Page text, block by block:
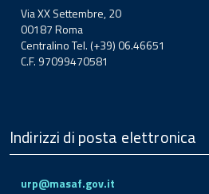
Via XX Settembre, 20
00187 Roma
Centralino Tel. (+39) 06.46651
C.F. 97099470581
Indirizzi di posta elettronica
urp@masaf.gov.it